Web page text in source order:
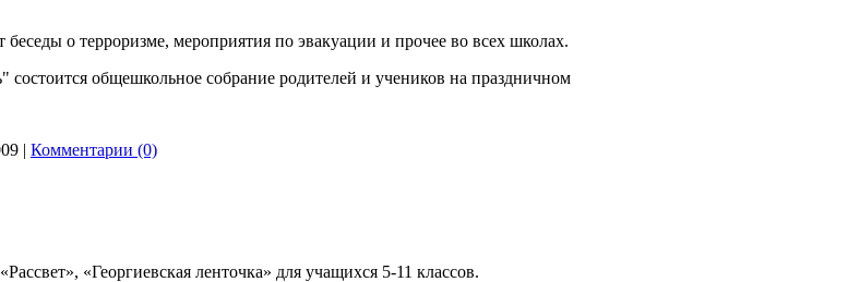
о терроризме, мероприятия по эвакуации и прочее во всех школах.
общешкольное собрание родителей и учеников на праздничном
| Комментарии (0)
«Георгиевская ленточка» для учащихся 5-11 классов.